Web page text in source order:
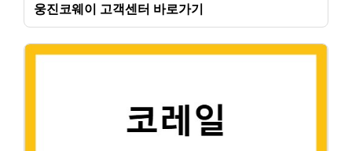
웅진코웨이 고객센터 바로가기